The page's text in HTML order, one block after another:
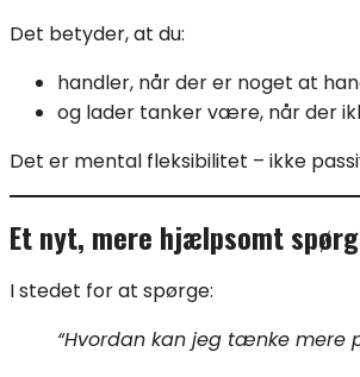
Det betyder, at du:
handler, når der er noget at
og lader tanker være, når der
Det er mental fleksibilitet – ikke
Et nyt, mere hjælpsomt
I stedet for at spørge:
“Hvordan kan jeg tænke mere